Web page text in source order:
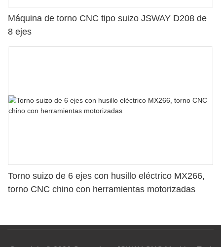
Máquina de torno CNC tipo suizo JSWAY D208 de
8 ejes
Torno suizo de 6 ejes con husillo eléctrico MX266,
torno CNC chino con herramientas motorizadas